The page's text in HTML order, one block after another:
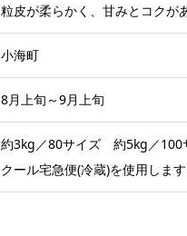
粒皮が柔らかく、甘みとコクが
小海町
8月上旬～9月上旬
約3kg／80サイズ 約5kg／100
クール宅急便(冷蔵)を使用しま